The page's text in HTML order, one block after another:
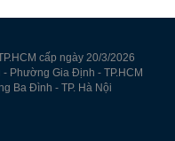
cấp ngày 20/3/2026
Phường Gia Định - TP.HCM
Ba Đình - TP. Hà Nội